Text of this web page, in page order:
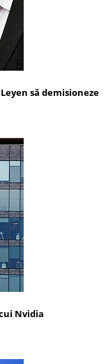
să demisioneze
Nvidia